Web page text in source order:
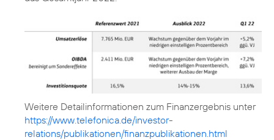
https://www.telefonica.de/investor-
relations/publikationen/finanzpublikationen.html